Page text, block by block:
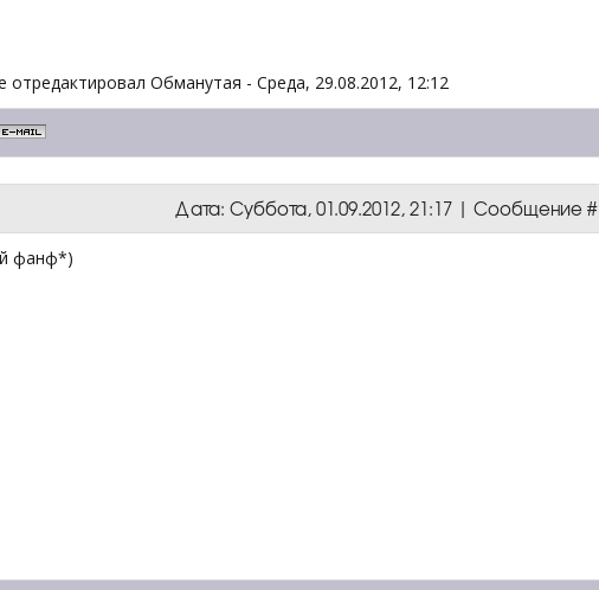
отредактировал Обманутая - Среда, 29.08.2012, 12:12
Дата: Суббота, 01.09.2012, 21:17 | Сообщение #
фанф*)